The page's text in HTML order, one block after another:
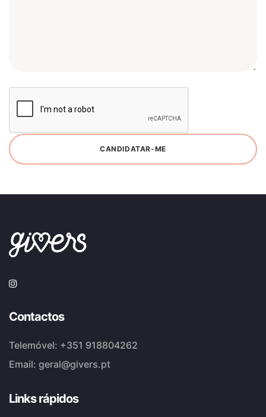
CANDIDATAR-ME
Contactos
Telemóvel: +351 918804262
Email: geral@givers.pt
Links rápidos